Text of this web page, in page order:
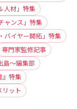
人材」特集
ャンス」特集
バイヤー開拓」特集
専門家監修記事
島〜編集部
』特集
ット